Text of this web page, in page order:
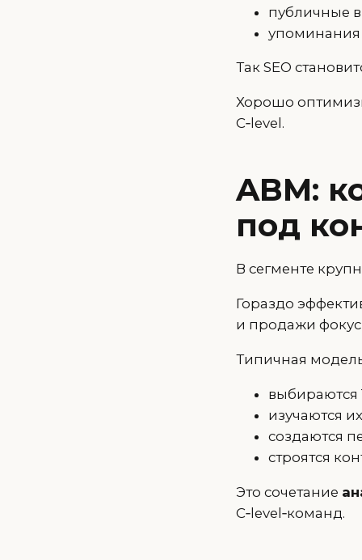
публичные
упоминания
Так SEO
Хорошо
C‑level.
ABM:
под
В сегменте
Гораздо
и продажи
Типичная
выбираются
изучаются
создаются
строятся
Это сочетание
C‑level‑команд.